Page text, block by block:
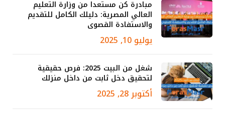
مبادرة كن مستعدا من وزارة التعليم
العالي المصرية: دليلك الكامل للتقديم
والاستفادة القصوى
يوليو 10, 2025
شغل من البيت 2025: فرص حقيقية
لتحقيق دخل ثابت من داخل منزلك
أكتوبر 28, 2025